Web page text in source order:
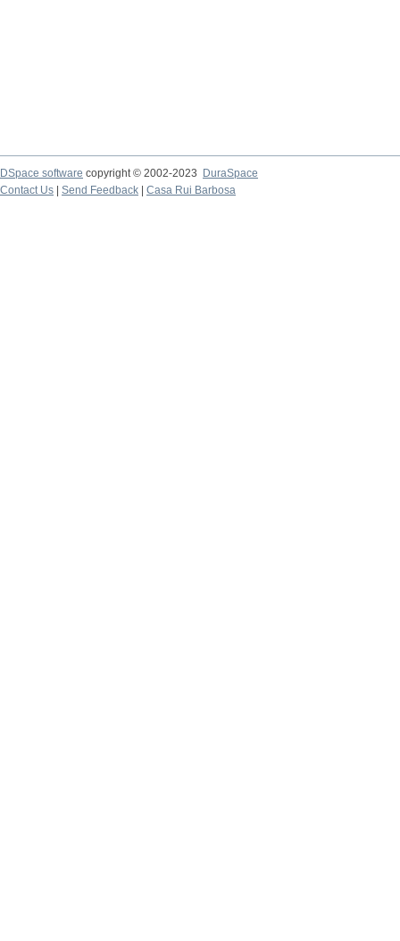
DSpace software copyright © 2002-2023
DuraSpace
Contact Us
Send Feedback Casa Rui Barbosa